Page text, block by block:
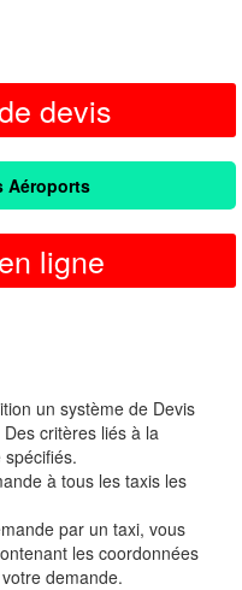
devis
Aéroports
ligne
un système de Devis
critères liés à la
à tous les taxis les
par un taxi, vous
les coordonnées
demande.